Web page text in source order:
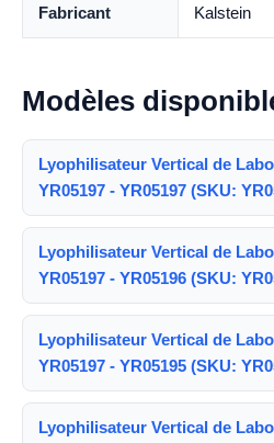
Fabricant Kalstein
Modèles
Lyophilisateur Vertical de
YR05197 - YR05197 (SKU:
Lyophilisateur Vertical de
YR05197 - YR05196 (SKU:
Lyophilisateur Vertical de
YR05197 - YR05195 (SKU:
Lyophilisateur Vertical de